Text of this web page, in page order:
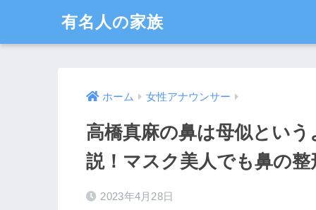
有名人の家族
ホーム 女性アナウンサー
高橋真麻の鼻は母似とい
説！マスク美人でも鼻の整
2023年4月28日